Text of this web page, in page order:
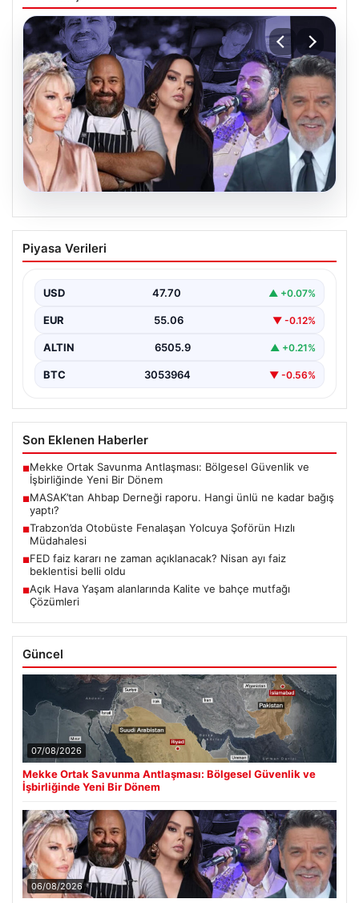
06.08.2026
MASAK’tan Ahbap Derneği raporu.
Hangi ünlü ne kadar bağış yaptı?
Bağışları ve Paranın Akibeti", "content": "Son dönemde
kamuoyunun…
Piyasa Verileri
USD 47.70 ▲ +0.07%
EUR 55.06 ▼ -0.12%
ALTIN 6505.9 ▲ +0.21%
BTC 3053964 ▼ -0.56%
Son Eklenen Haberler
■Mekke Ortak Savunma Antlaşması: Bölgesel Güvenlik ve
İşbirliğinde Yeni Bir Dönem
■MASAK’tan Ahbap Derneği raporu. Hangi ünlü ne kadar bağış
yaptı?
■Trabzon’da Otobüste Fenalaşan Yolcuya Şoförün Hızlı
Müdahalesi
■FED faiz kararı ne zaman açıklanacak? Nisan ayı faiz
beklentisi belli oldu
■Açık Hava Yaşam alanlarında Kalite ve bahçe mutfağı
Çözümleri
Güncel
07/08/2026
Mekke Ortak Savunma Antlaşması: Bölgesel Güvenlik ve
İşbirliğinde Yeni Bir Dönem
06/08/2026